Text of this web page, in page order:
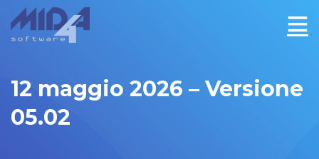
12 maggio 2026 – Versione
05.02